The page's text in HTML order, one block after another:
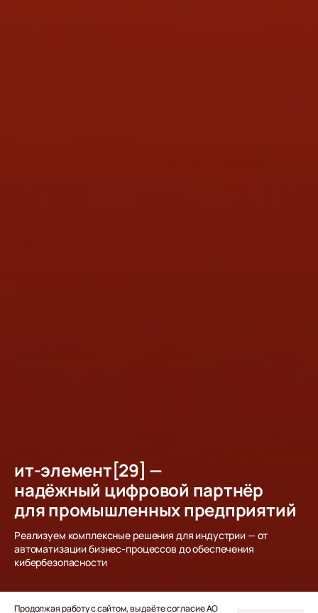
ит‑элемент[29] —
надёжный цифровой партнёр
для промышленных предприятий
Реализуем комплексные решения для индустрии — от
автоматизации бизнес‑процессов до обеспечения
кибербезопасности
Продолжая работу с сайтом, вы даёте согласие АО